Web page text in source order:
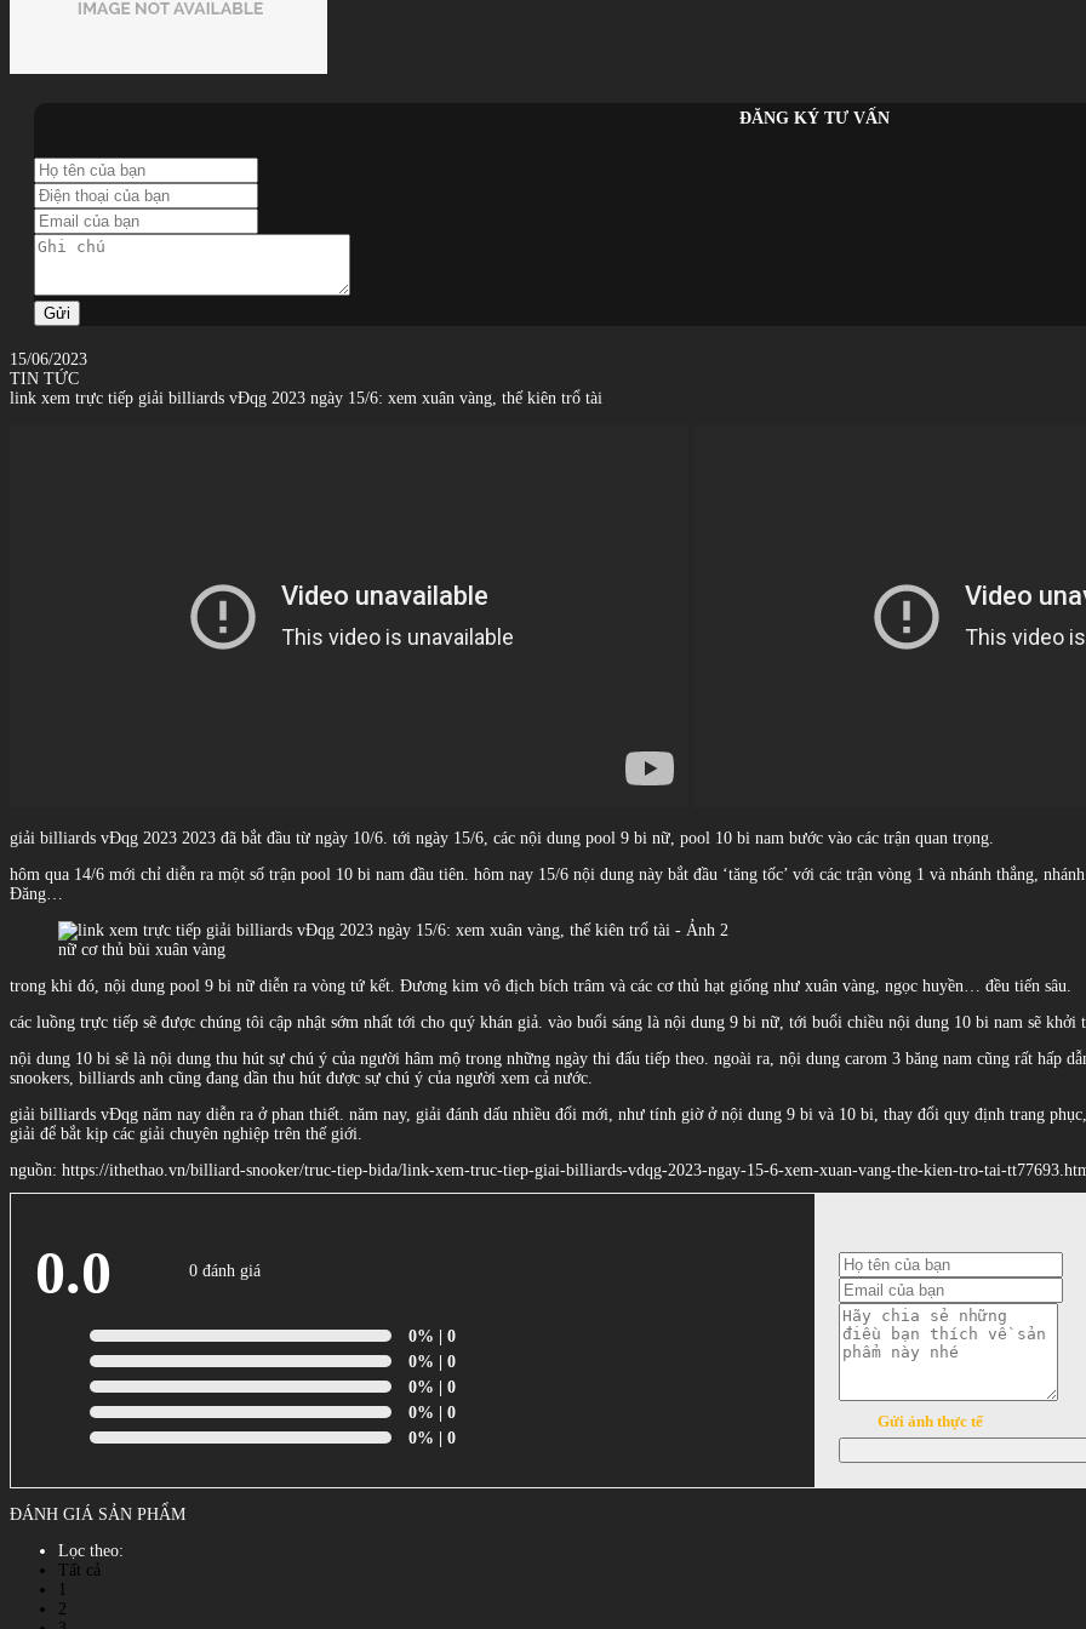
ĐĂNG KÝ TƯ VẤN
Gửi
15/06/2023
TIN TỨC
link xem trực tiếp giải billiards vĐqg 2023 ngày 15/6: xem xuân vàng, thế kiên trổ tài
giải billiards vĐqg 2023 2023 đã bắt đầu từ ngày 10/6. tới ngày 15/6, các nội dung pool 9 bi nữ, pool 10 bi nam bước vào các trận quan trọng.
hôm qua 14/6 mới chỉ diễn ra một số trận pool 10 bi nam đầu tiên. hôm nay 15/6 nội dung này bắt đầu ‘tăng tốc’ với các trận vòng 1 và nhánh thắng,
Đăng…
nữ cơ thủ bùi xuân vàng
trong khi đó, nội dung pool 9 bi nữ diễn ra vòng tứ kết. Đương kim vô địch bích trâm và các cơ thủ hạt giống như xuân vàng, ngọc huyền… đều tiến sâu.
các luồng trực tiếp sẽ được chúng tôi cập nhật sớm nhất tới cho quý khán giả. vào buổi sáng là nội dung 9 bi nữ, tới buổi chiều nội dung 10 bi nam sẽ khởi
nội dung 10 bi sẽ là nội dung thu hút sự chú ý của người hâm mộ trong những ngày thi đấu tiếp theo. ngoài ra, nội dung carom 3 băng nam cũng rất hấp
snookers, billiards anh cũng đang dần thu hút được sự chú ý của người xem cả nước.
giải billiards vĐqg năm nay diễn ra ở phan thiết. năm nay, giải đánh dấu nhiều đổi mới, như tính giờ ở nội dung 9 bi và 10 bi, thay đổi quy định trang
giải để bắt kịp các giải chuyên nghiệp trên thế giới.
nguồn: https://ithethao.vn/billiard-snooker/truc-tiep-bida/link-xem-truc-tiep-giai-billiards-vdqg-2023-ngay-15-6-xem-xuan-vang-the-kien-tro-tai-
0.0 0 đánh giá
0% | 0
0% | 0
0% | 0
0% | 0
0% | 0
Gửi ảnh thực tế
ĐÁNH GIÁ SẢN PHẨM
Lọc theo:
Tất cả
2